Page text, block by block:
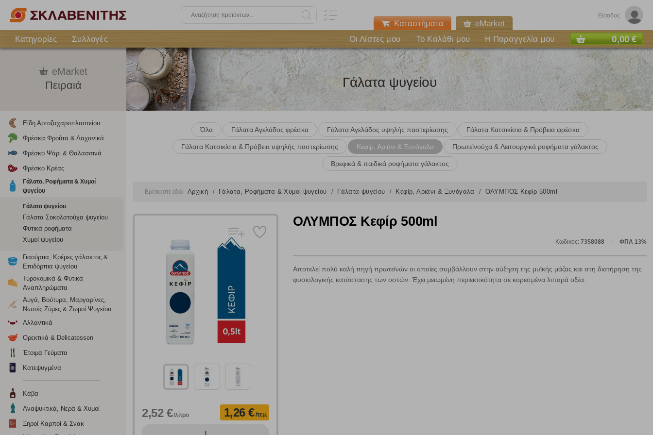
Είσοδος
Καταστήματα
eMarket
Κατηγορίες
Συλλογές Οι Λίστες μου Το Καλάθι μου Η Παραγγελία μου 0,00 €
eMarket
Πειραιά
Είδη Αρτοζαχαροπλαστείου
Φρέσκα Φρούτα & Λαχανικά
Φρέσκο Ψάρι & Θαλασσινά
Φρέσκο Κρέας
Γάλατα, Ροφήματα & Χυμοί
ψυγείου
Γάλατα ψυγείου
Γάλατα Σοκολατούχα ψυγείου
Φυτικά ροφήματα
Χυμοί ψυγείου
Γιαούρτια, Κρέμες γάλακτος &
Επιδόρπια ψυγείου
Τυροκομικά & Φυτικά
Αναπληρώματα
Αυγά, Βούτυρα, Μαργαρίνες,
Νωπές Ζύμες & Ζωμοί Ψυγείου
Αλλαντικά
Ορεκτικά & Delicatessen
Έτοιμα Γεύματα
Κατεψυγμένα
Κάβα
Αναψυκτικά, Νερά & Χυμοί
Ξηροί Καρποί & Σνακ
Γάλατα ψυγείου
Όλα Γάλατα Αγελάδος φρέσκα Γάλατα Αγελάδος υψηλής παστερίωσης Γάλατα Kατσικίσια & Πρόβεια φρέσκα
Γάλατα Κατσικίσια & Πρόβεια υψηλής παστερίωσης Κεφίρ, Αριάνι & Ξυνόγαλα Πρωτεϊνούχα & Λειτουργικά ροφήματα γάλακτος
Βρεφικά & παιδικά ροφήματα γάλακτος
Βρίσκεστε εδώ: Αρχική Γάλατα, Ροφήματα & Χυμοί ψυγείου Γάλατα ψυγείου Κεφίρ, Αριάνι & Ξυνόγαλα ΟΛΥΜΠΟΣ Κεφίρ 500ml
2,52 €/λίτρο 1,26 €/τεμ.
ΟΛΥΜΠΟΣ Κεφίρ 500ml
Κωδικός: 7358088 ΦΠΑ 13%
Αποτελεί πολύ καλή πηγή πρωτεϊνών οι οποίες συμβάλλουν στην αύξηση της μυϊκής μάζας και στη διατήρηση της
φυσιολογικής κατάστασης των οστών. Έχει μειωμένη περιεκτικότητα σε κορεσμένα λιπαρά οξέα.
Πολλαπλή αναζήτηση
Χρησιμοποιήστε τη για πιο γρήγορη αναζήτηση προϊόντων.
όλες τις Κατηγορίες και για κάθε προϊόν.
Ρυθμίσεις Cookies
Ενημέρωση
Κατά την απλή περιήγηση ή/και χρήση του ιστότοπου συλλέγουμε αυτόματα δεδομένα σύνδεσης και πληροφορίες σχετικές με την περιήγησή σας, οι οποίες είναι μη εξατομικευμένες και σπάνια